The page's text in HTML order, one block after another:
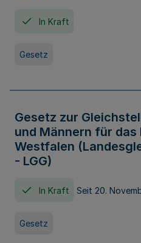
In Kraft
Gesetz
Gesetz zur
und Männern für das
Westfalen
- LGG)
In Kraft Seit 20.
Gesetz